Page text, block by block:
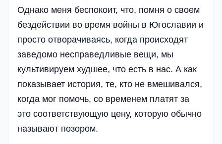
Однако меня беспокоит, что, помня о своем
бездействии во время войны в Югославии и
просто отворачиваясь, когда происходят
заведомо несправедливые вещи, мы
культивируем худшее, что есть в нас. А как
показывает история, те, кто не вмешивался,
когда мог помочь, со временем платят за
это соответствующую цену, которую обычно
называют позором.